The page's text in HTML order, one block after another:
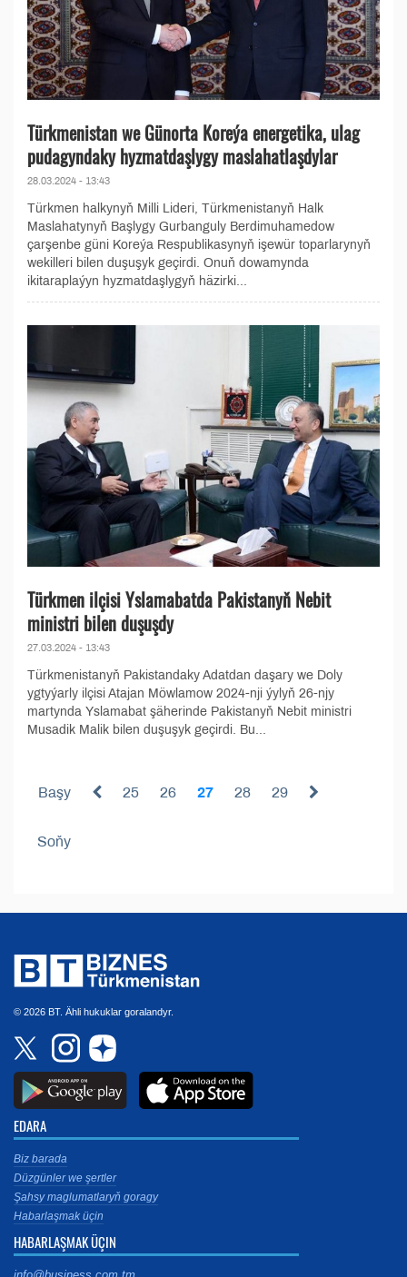
Türkmenistan we Günorta Koreýa energetika, ulag
pudagyndaky hyzmatdaşlygy maslahatlaşdylar
28.03.2024 - 13:43
Türkmen halkynyň Milli Lideri, Türkmenistanyň Halk
Maslahatynyň Başlygy Gurbanguly Berdimuhamedow
çarşenbe güni Koreýa Respublikasynyň işewür toparlarynyň
wekilleri bilen duşuşyk geçirdi. Onuň dowamynda
ikitaraplaýyn hyzmatdaşlygyň häzirki...
Türkmen ilçisi Yslamabatda Pakistanyň Nebit
ministri bilen duşuşdy
27.03.2024 - 13:43
Türkmenistanyň Pakistandaky Adatdan daşary we Doly
ygtyýarly ilçisi Atajan Möwlamow 2024-nji ýylyň 26-njy
martynda Yslamabat şäherinde Pakistanyň Nebit ministri
Musadik Malik bilen duşuşyk geçirdi. Bu...
Başy 25 26 27 28 29
Soňy
© 2026 BT. Ähli hukuklar goralandyr.
EDARA
Biz barada
Düzgünler we şertler
Şahsy maglumatlaryň goragy
Habarlaşmak üçin
HABARLAŞMAK ÜÇIN